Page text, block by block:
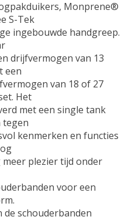
Monprene®
S-Tek
ingebouwde handgreep.
drijfvermogen van 13
een
van 18 of 27
Het
met een single tank
tegen
kenmerken en functies
plezier tijd onder
voor een
de schouderbanden